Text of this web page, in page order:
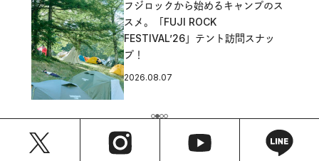
フジロックから始めるキャンプのス
スメ。「FUJI ROCK
FESTIVAL’26」テント訪問スナッ
プ！
2026.08.07